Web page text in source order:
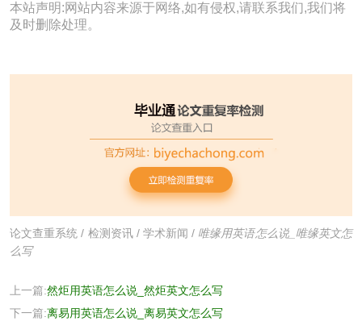
本站声明:网站内容来源于网络,如有侵权,请联系我们,我们将
及时删除处理。
论文查重系统 / 检测资讯/ 学术新闻 / 唯缘用英语怎么说_唯缘英文怎
么写
上一篇:然炬用英语怎么说_然炬英文怎么写
下一篇:离易用英语怎么说_离易英文怎么写